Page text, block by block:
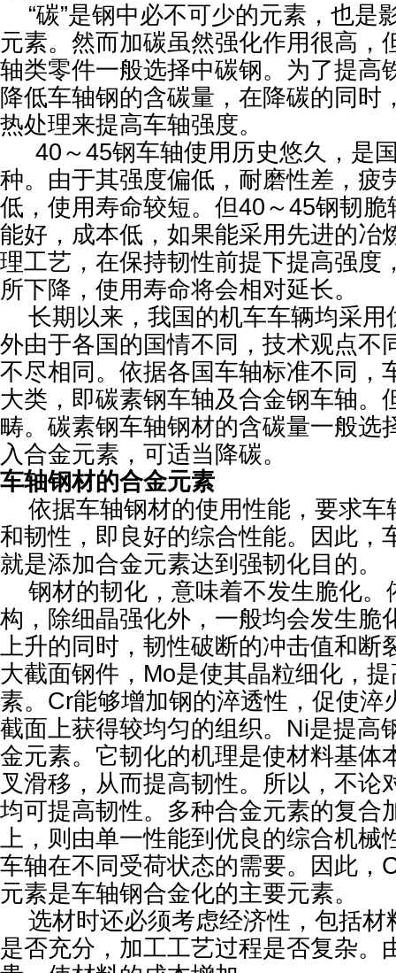
“碳”是钢中必不可少的元素，也是
元素。然而加碳虽然强化作用很高，
轴类零件一般选择中碳钢。为了提高
降低车轴钢的含碳量，在降碳的同时
热处理来提高车轴强度。
40～45钢车轴使用历史悠久，是
种。由于其强度偏低，耐磨性差，疲
低，使用寿命较短。但40～45钢韧
能好，成本低，如果能采用先进的冶
理工艺，在保持韧性前提下提高强度
所下降，使用寿命将会相对延长。
长期以来，我国的机车车辆均采用
外由于各国的国情不同，技术观点不
不尽相同。依据各国车轴标准不同，
大类，即碳素钢车轴及合金钢车轴。
畴。碳素钢车轴钢材的含碳量一般选
入合金元素，可适当降碳。
车轴钢材的合金元素
依据车轴钢材的使用性能，要求车
和韧性，即良好的综合性能。因此，
就是添加合金元素达到强韧化目的。
钢材的韧化，意味着不发生脆化。
构，除细晶强化外，一般均会发生脆
上升的同时，韧性破断的冲击值和
大截面钢件，Mo是使其晶粒细化，
素。Cr能够增加钢的淬透性，促使淬
截面上获得较均匀的组织。Ni是提高
金元素。它韧化的机理是使材料基体
叉滑移，从而提高韧性。所以，不论
均可提高韧性。多种合金元素的复合
上，则由单一性能到优良的综合机
车轴在不同受荷状态的需要。因此，
元素是车轴钢合金化的主要元素。
选材时还必须考虑经济性，包括材
是否充分，加工工艺过程是否复杂。